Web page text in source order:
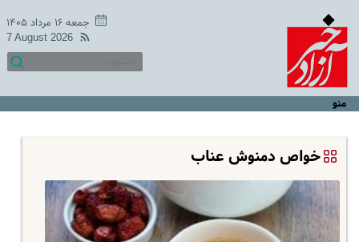
جمعه ۱۶ مرداد ۱۴۰۵
7 August 2026
منو
خواص دمنوش عناب